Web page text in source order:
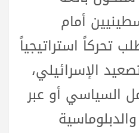
أمام
تحركاً استراتيجياً
الإسرائيلي،
السياسي أو عبر